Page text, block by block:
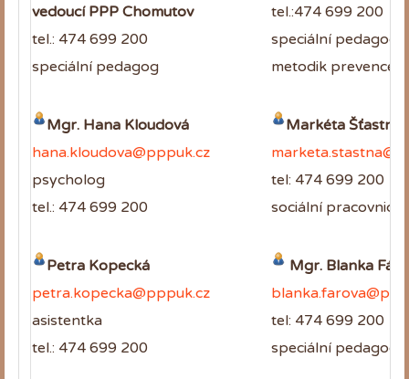
vedoucí PPP Chomutov
tel.: 474 699 200
speciální pedagog
tel.:474 699 200
speciální pedagog,
metodik prevence
Mgr. Hana Kloudová
hana.kloudova@pppuk.cz
psycholog
tel.: 474 699 200
Markéta Šťastná,
tel: 474 699 200
sociální pracovnice
Petra Kopecká
petra.kopecka@pppuk.cz
asistentka
tel.: 474 699 200
Mgr. Blanka
tel: 474 699 200
speciální pedagog